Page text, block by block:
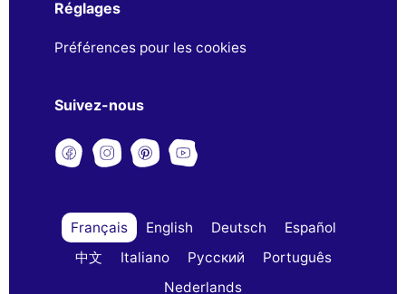
Réglages
Préférences pour les cookies
Suivez-nous
Français English Deutsch
Español
中文
Italiano Русский
Português
Nederlands